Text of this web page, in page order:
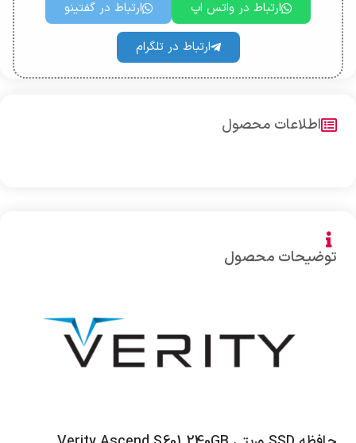
ارتباط در واتس اپ ارتباط در گفتینو
ارتباط در تلگرام
توضیحات محصول
اطلاعات محصول